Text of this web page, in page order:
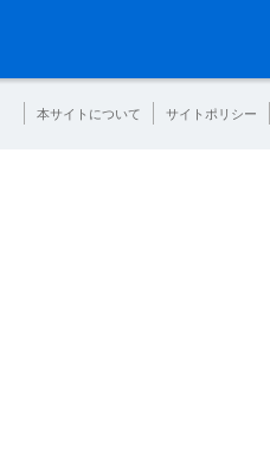
本サイトについて サイトポリシー